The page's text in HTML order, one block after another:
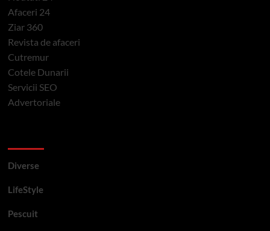
Afaceri 24
Ziar 360
Revista de afaceri
Cutremur
Cotele Dunarii
Servicii SEO
Advertoriale
Diverse
LifeStyle
Pescuit